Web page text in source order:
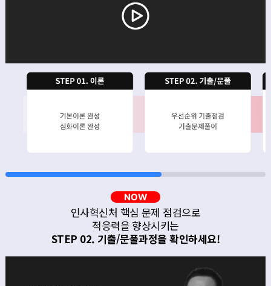
NOW
출제논점을 읽는 훈련을 통해
고득점의 기본 베이스를 완성하는
STEP 02. 기출/문풀과정을 확인하세요!